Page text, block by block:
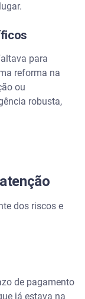
para
reforma na
ou
robusta,
dos riscos e
de pagamento
já estava na